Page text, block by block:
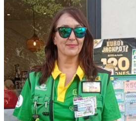
sociales de los pequeños, que
año esa semana de convivir con